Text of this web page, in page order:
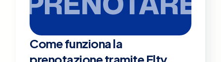
Come funziona la
prenotazione tramite Elty